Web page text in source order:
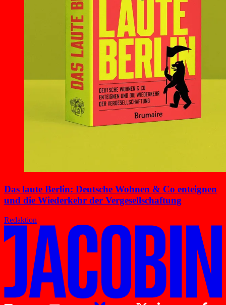
Das laute Berlin: Deutsche Wohnen & Co enteignen
und die Wiederkehr der Vergesellschaftung
Redaktion